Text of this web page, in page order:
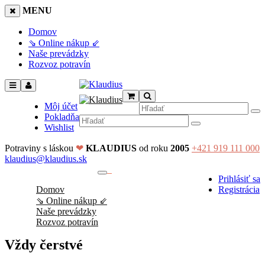
MENU
Domov
⇘ Online nákup ⇙
Naše prevádzky
Rozvoz potravín
Môj účet
Pokladňa
Wishlist
Potraviny s láskou ❤ KLAUDIUS od roku 2005 +421 919 111 000
klaudius@klaudius.sk
Prihlásiť sa
Registrácia
Domov
⇘ Online nákup ⇙
Naše prevádzky
Rozvoz potravín
Vždy čerstvé